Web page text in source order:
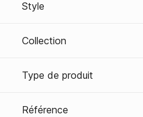
Style
Collection
Type de produit
Référence